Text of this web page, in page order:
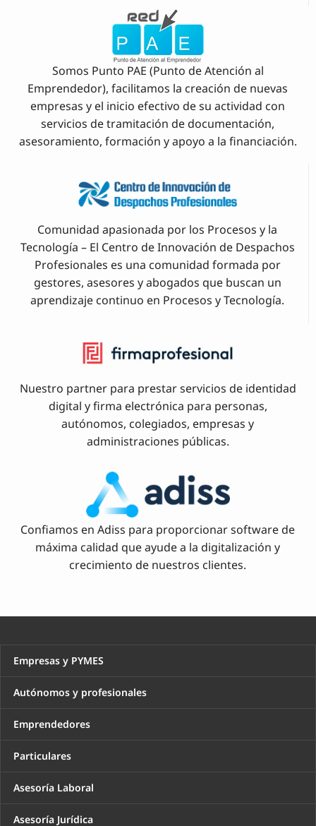
Somos Punto PAE (Punto de Atención al
Emprendedor), facilitamos la creación de nuevas
empresas y el inicio efectivo de su actividad con
servicios de tramitación de documentación,
asesoramiento, formación y apoyo a la financiación.
Comunidad apasionada por los Procesos y la
Tecnología – El Centro de Innovación de Despachos
Profesionales es una comunidad formada por
gestores, asesores y abogados que buscan un
aprendizaje continuo en Procesos y Tecnología.
Nuestro partner para prestar servicios de identidad
digital y firma electrónica para personas,
autónomos, colegiados, empresas y
administraciones públicas.
Confiamos en Adiss para proporcionar software de
máxima calidad que ayude a la digitalización y
crecimiento de nuestros clientes.
Empresas y PYMES
Autónomos y profesionales
Emprendedores
Particulares
Asesoría Laboral
Asesoría Jurídica